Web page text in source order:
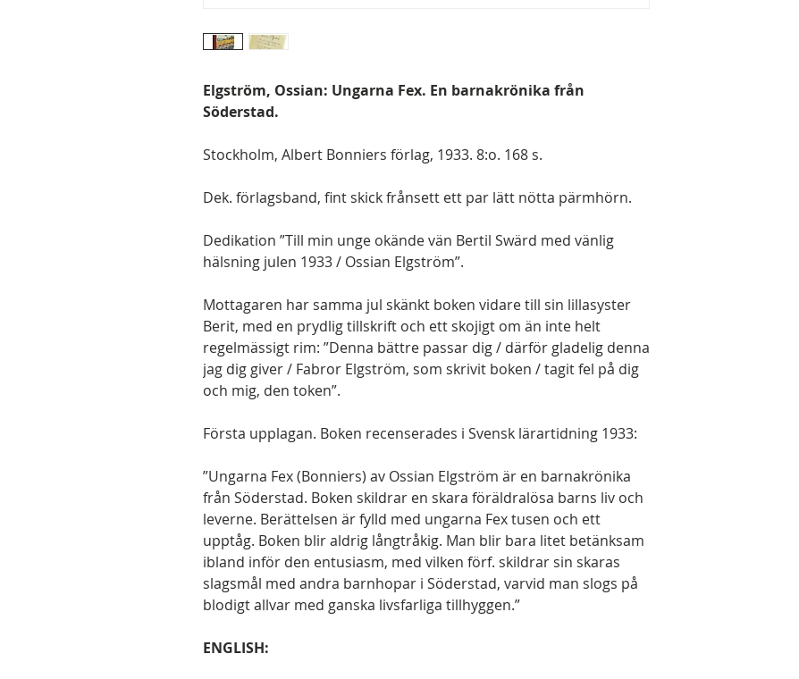
Elgström, Ossian: Ungarna Fex. En barnakrönika från
Söderstad.
Stockholm, Albert Bonniers förlag, 1933. 8:o. 168 s.
Dek. förlagsband, fint skick frånsett ett par lätt nötta pärmhörn.
Dedikation ”Till min unge okände vän Bertil Swärd med vänlig
hälsning julen 1933 / Ossian Elgström”.
Mottagaren har samma jul skänkt boken vidare till sin lillasyster
Berit, med en prydlig tillskrift och ett skojigt om än inte helt
regelmässigt rim: ”Denna bättre passar dig / därför gladelig denna
jag dig giver / Fabror Elgström, som skrivit boken / tagit fel på dig
och mig, den token”.
Första upplagan. Boken recenserades i Svensk lärartidning 1933:
”Ungarna Fex (Bonniers) av Ossian Elgström är en barnakrönika
från Söderstad. Boken skildrar en skara föräldralösa barns liv och
leverne. Berättelsen är fylld med ungarna Fex tusen och ett
upptåg. Boken blir aldrig långtråkig. Man blir bara litet betänksam
ibland inför den entusiasm, med vilken förf. skildrar sin skaras
slagsmål med andra barnhopar i Söderstad, varvid man slogs på
blodigt allvar med ganska livsfarliga tillhyggen.”
ENGLISH: